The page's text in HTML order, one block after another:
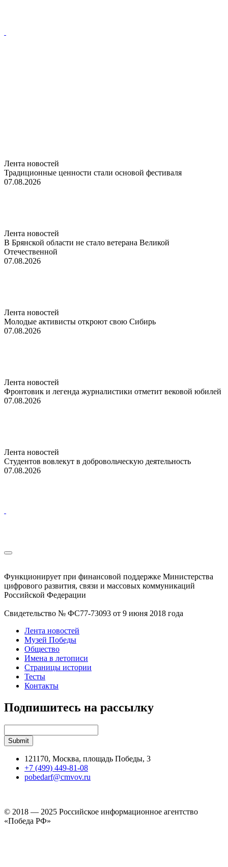
Лента новостей
Традиционные ценности стали основой фестиваля
07.08.2026
Лента новостей
В Брянской области не стало ветерана Великой
Отечественной
07.08.2026
Лента новостей
Молодые активисты откроют свою Сибирь
07.08.2026
Лента новостей
Фронтовик и легенда журналистики отметит вековой юбилей
07.08.2026
Лента новостей
Студентов вовлекут в добровольческую деятельность
07.08.2026
Функционирует при финансовой поддержке Министерства
цифрового развития, связи и массовых коммуникаций
Российской Федерации
Свидетельство № ФС77-73093 от 9 июня 2018 года
Лента новостей
Музей Победы
Общество
Имена в летописи
Страницы истории
Тесты
Контакты
Подпишитесь на рассылку
121170, Москва, площадь Победы, 3
+7 (499) 449-81-08
pobedarf@cmvov.ru
© 2018 — 2025 Российское информационное агентство
«Победа РФ»